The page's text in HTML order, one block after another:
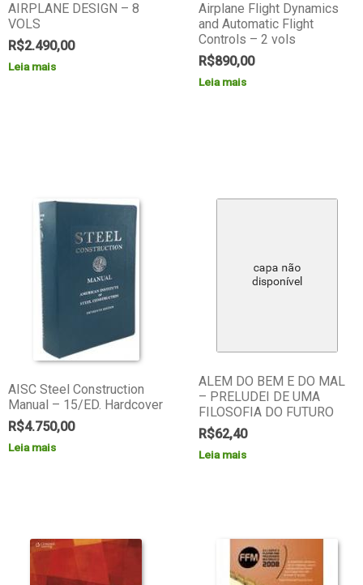
AIRPLANE DESIGN – 8
VOLS
R$2.490,00
Leia mais
Airplane Flight Dynamics
and Automatic Flight
Controls – 2 vols
R$890,00
Leia mais
AISC Steel Construction
Manual – 15/ED. Hardcover
R$4.750,00
Leia mais
ALEM DO BEM E DO MAL
– PRELUDEI DE UMA
FILOSOFIA DO FUTURO
R$62,40
Leia mais